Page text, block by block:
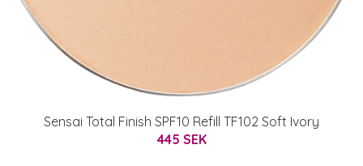
Sensai Total Finish SPF10 Refill TF102 Soft Ivory
445 SEK